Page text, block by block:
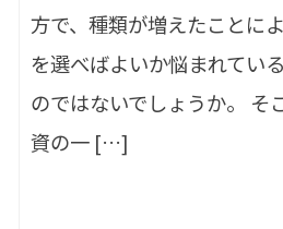
方で、種類が増えたことに
を選べばよいか悩まれてい
のではないでしょうか。 そ
資の一 […]